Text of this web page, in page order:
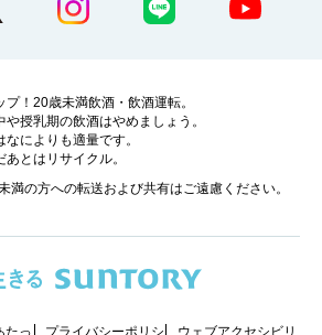
プ！20歳未満飲酒・飲酒運転。
や授乳期の飲酒はやめましょう。
なによりも適量です。
あとはリサイクル。
満の方への転送および共有はご遠慮ください。